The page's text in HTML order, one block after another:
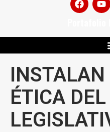
INSTALAN
ÉTICA